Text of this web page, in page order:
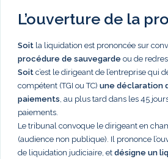
L’ouverture de la
Soit la liquidation est prononcée sur
procédure de sauvegarde ou de
Soit c’est le dirigeant de l’entreprise qui
compétent (TGI ou TC) une déclaration
paiements , au plus tard dans les 45
paiements.
Le tribunal convoque le dirigeant en
(audience non publique). Il prononce
de liquidation judiciaire, et désigne un